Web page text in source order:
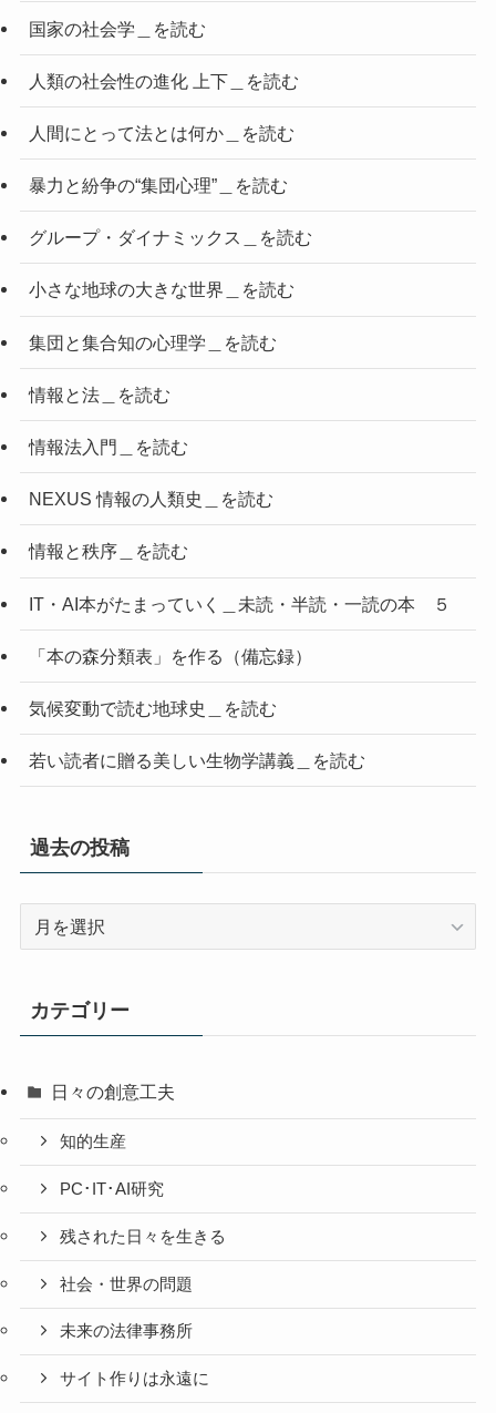
国家の社会学＿を読む
人類の社会性の進化 上下＿を読む
人間にとって法とは何か＿を読む
暴力と紛争の“集団心理”＿を読む
グループ・ダイナミックス＿を読む
小さな地球の大きな世界＿を読む
集団と集合知の心理学＿を読む
情報と法＿を読む
情報法入門＿を読む
NEXUS 情報の人類史＿を読む
情報と秩序＿を読む
IT・AI本がたまっていく＿未読・半読・一読の本 ５
「本の森分類表」を作る（備忘録）
気候変動で読む地球史＿を読む
若い読者に贈る美しい生物学講義＿を読む
過去の投稿
稿
カテゴリー
日々の創意工夫
知的生産
PC･IT･AI研究
残された日々を生きる
社会・世界の問題
未来の法律事務所
サイト作りは永遠に